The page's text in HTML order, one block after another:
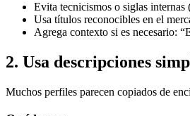
Evita tecnicismos o siglas
Usa títulos reconocibles en el
Agrega contexto si es necesario:
2. Usa descripciones
Muchos perfiles parecen copiados de